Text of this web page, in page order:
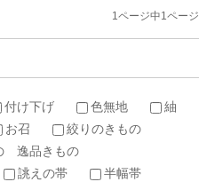
1ページ中1ページ
付け下げ 色無地
紬
お召
絞りのきもの
逸品きもの
誂えの帯
半幅帯